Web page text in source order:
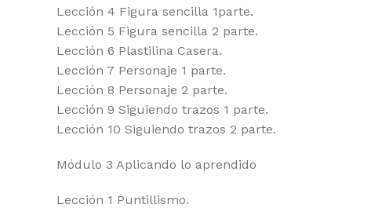
Lección 4 Figura sencilla 1parte.
Lección 5 Figura sencilla 2 parte.
Lección 6 Plastilina Casera.
Lección 7 Personaje 1 parte.
Lección 8 Personaje 2 parte.
Lección 9 Siguiendo trazos 1 parte.
Lección 10 Siguiendo trazos 2 parte.
Módulo 3 Aplicando lo aprendido
Lección 1 Puntillismo.